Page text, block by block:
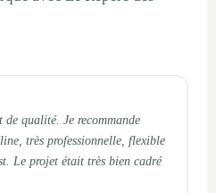
de qualité. Je recommande
très professionnelle, flexible
Le projet était très bien cadré